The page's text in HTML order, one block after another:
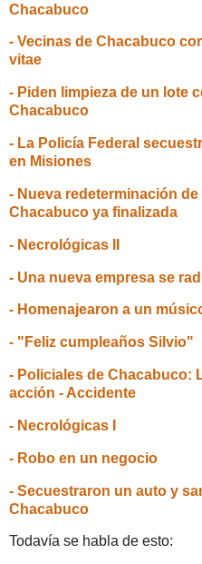
Chacabuco
- Vecinas de Chacabuco
vitae
- Piden limpieza de un lote
Chacabuco
- La Policía Federal
en Misiones
- Nueva redeterminación
Chacabuco ya finalizada
- Necrológicas II
- Una nueva empresa se
- Homenajearon a un
- "Feliz cumpleaños Silvio"
- Policiales de Chacabuco:
acción - Accidente
- Necrológicas I
- Robo en un negocio
- Secuestraron un auto y
Chacabuco
Todavía se habla de esto: